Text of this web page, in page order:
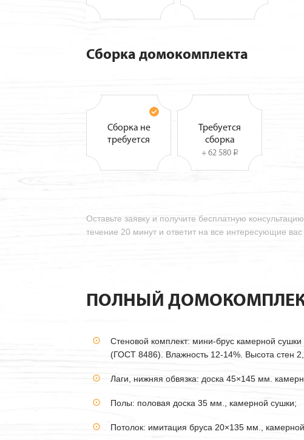
Сборка домокомплекта
Сборка не
требуется
Требуется
сборка
+ 62 580 i
Оставьте заявку и получите бесплатную
течение 20 минут и ответит на все интересующие вас
ПОЛНЫЙ
Стеновой комплект: мини-брус камерной сушки
(ГОСТ 8486). Влажность 12-14%. Высота стен
Лаги, нижняя обвязка: доска 45×145 мм.
Полы: половая доска 35 мм., камерной сушки;
Потолок: имитация бруса 20×135 мм.,